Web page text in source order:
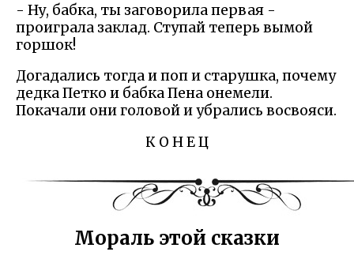
- Ну, бабка, ты заговорила первая -
проиграла заклад. Ступай теперь вымой
горшок!
Догадались тогда и поп и старушка, почему
дедка Петко и бабка Пена онемели.
Покачали они головой и убрались восвояси.
К О Н Е Ц
Мораль этой сказки